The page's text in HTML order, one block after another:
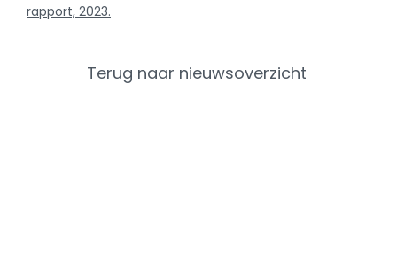
rapport, 2023.
Terug naar nieuwsoverzicht